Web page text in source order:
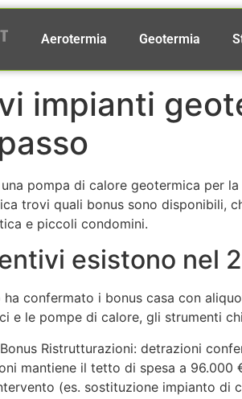
Aerotermia Geotermia
impianti
pompa di calore geotermica per
trovi quali bonus sono disponibili,
e piccoli condomini.
esistono nel
confermato i bonus casa con
e le pompe di calore, gli strumenti
Ristrutturazioni: detrazioni
mantiene il tetto di spesa a 96.000
(es. sostituzione impianto di